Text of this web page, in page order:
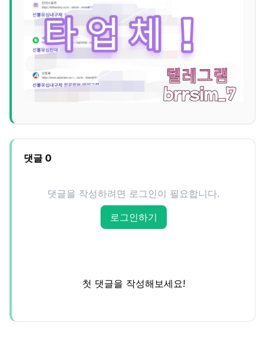
댓글 0
댓글을 작성하려면 로그인이 필요합니다.
로그인하기
첫 댓글을 작성해보세요!